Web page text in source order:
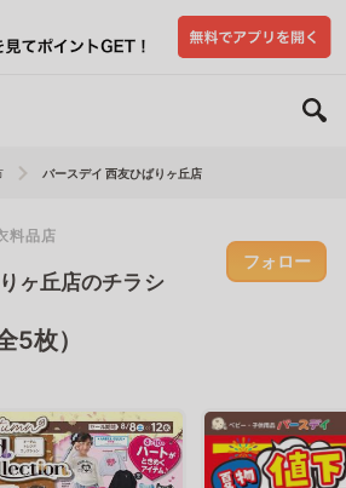
バースデイ 西友ひばりヶ丘店
料品店
ヶ丘店のチラシ
フォロー
5枚）